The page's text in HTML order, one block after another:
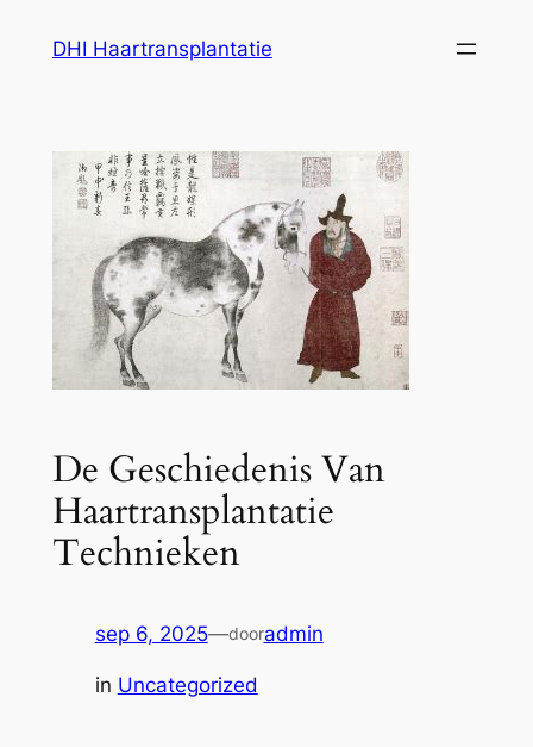
DHI Haartransplantatie
De Geschiedenis Van
Haartransplantatie
Technieken
sep 6, 2025—dooradmin
in Uncategorized